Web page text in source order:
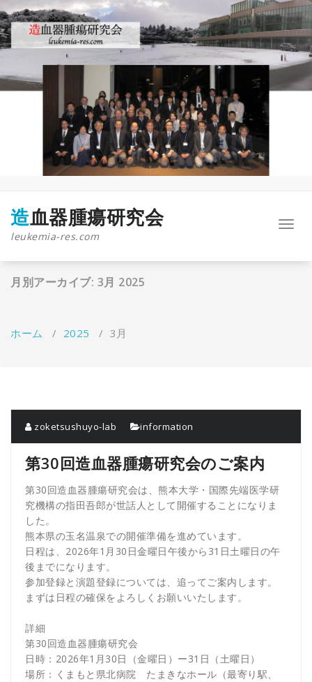
コ
ン
テ
ン
へ
ス
造血器腫瘍研究会
leukemia-res.com
ナ
月別アーカイブ: 3月 2025
ホーム / 2025 / 3月
zoketsushuyo-lab information
第30回造血器腫瘍研究会のご案内
第30回造血器腫瘍研究会は、熊本大学・国際先端医学研
究機構の指田吾郎が世話人として開催することになりま
した。
熊本県の玉名温泉での開催準備を進めています。
日程は、2026年1月30日金曜日午後から31日土曜日の午
後までになります。
参加登録と演題登録については、追ってご案内します。
まずは日程の確保をよろしくお願いいたします。
詳細
第30回造血器腫瘍研究会
日時：2026年1月30日（金曜日）ー31日（土曜日）
場所：くまもと県北病院 たまきなホール（最寄り駅、